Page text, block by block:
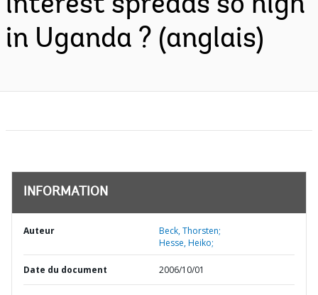
interest spreads so high
in Uganda ? (anglais)
INFORMATION
Auteur
Beck, Thorsten;
Hesse, Heiko;
Date du document 2006/10/01